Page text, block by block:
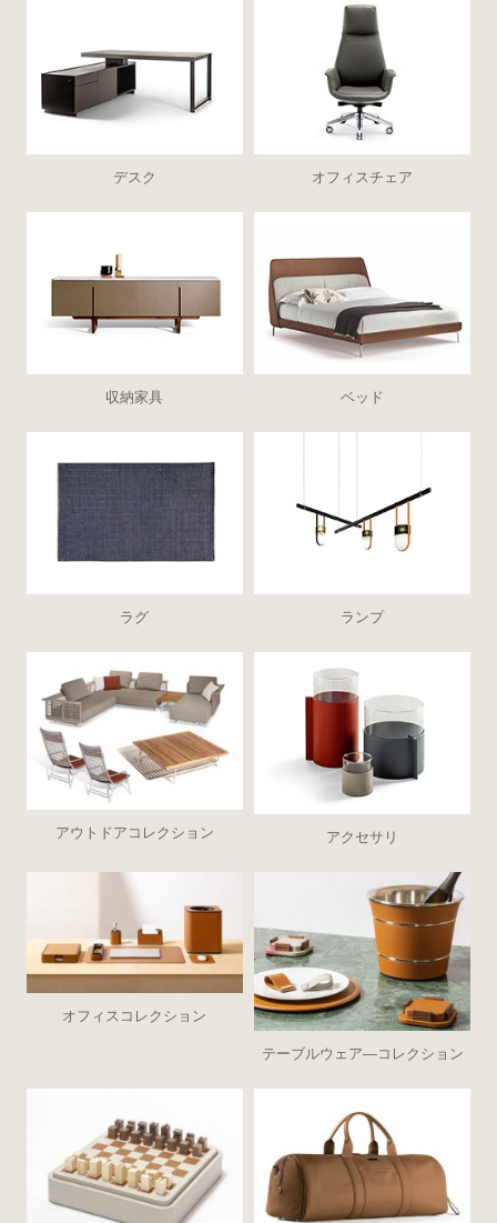
デスク オフィスチェア
収納家具 ベッド
ラグ ランプ
アウトドアコレクション アクセサリ
オフィスコレクション
テーブルウェア―コレクション